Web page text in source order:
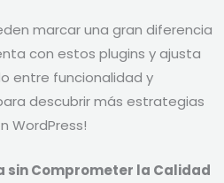
marcar una gran diferencia
con estos plugins y ajusta
entre funcionalidad y
descubrir más estrategias
WordPress!
sin Comprometer la Calidad